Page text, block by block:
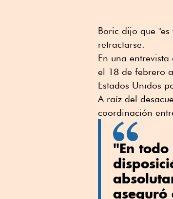
Boric dijo que
retractarse.
En una
el 18 de febrero
Estados Unidos
A raíz del
coordinación
"En
aseguró